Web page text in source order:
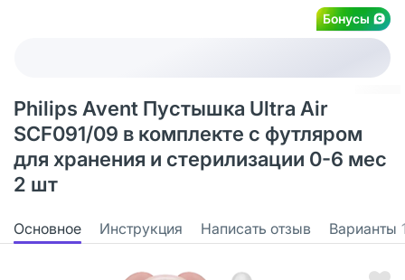
Бонусы
Philips Avent Пустышка Ultra Air
SCF091/09 в комплекте с футляром
для хранения и стерилизации 0-6 мес
2 шт
Основное Инструкция Написать отзыв Варианты